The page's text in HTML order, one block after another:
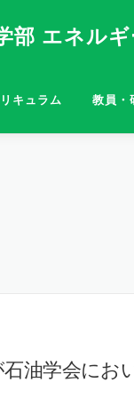
部 エネル
キュラム 教員・
石油学会にお